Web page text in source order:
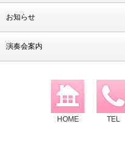
お知らせ
演奏会案内
HOME TEL